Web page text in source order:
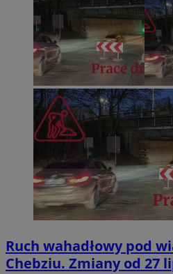
Ruch wahadłowy pod
Chebziu. Zmiany od 27